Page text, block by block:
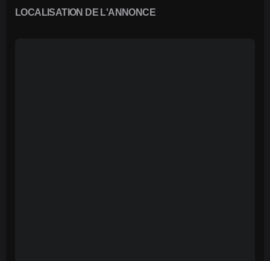
LOCALISATION DE L'ANNONCE